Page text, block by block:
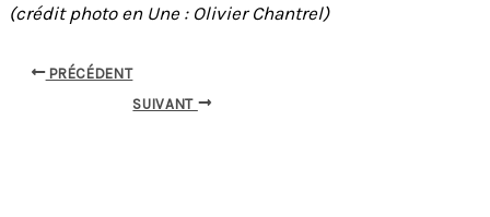
(crédit photo en Une : Olivier Chantrel)
PRÉCÉDENT
SUIVANT